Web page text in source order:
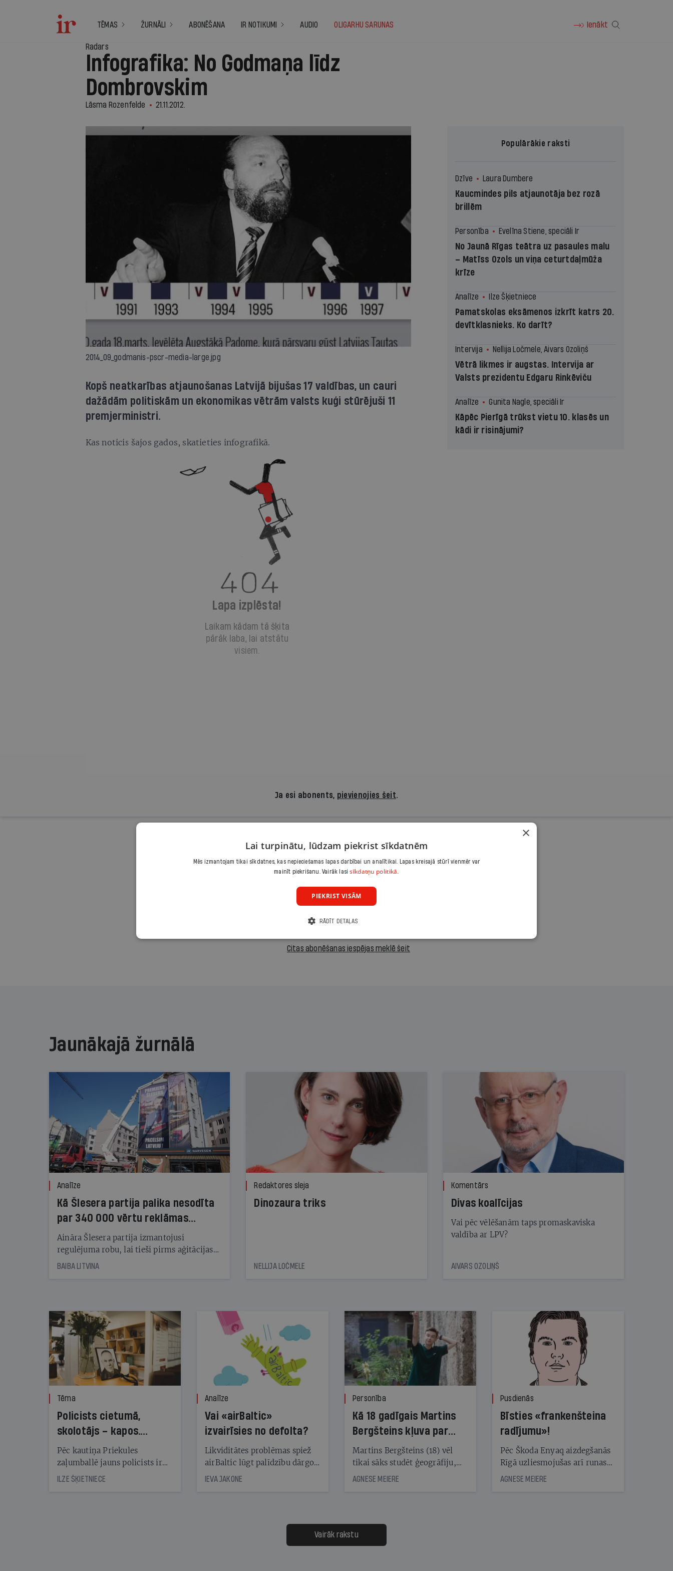
TĒMAS ŽURNĀLI ABONĒŠANA IR NOTIKUMI AUDIO OLIGARHU SARUNAS Ienākt
Radars
Infografika: No Godmaņa līdz
Dombrovskim
Lāsma Rozenfelde 21.11.2012.
2014_09_godmanis-pscr-media-large.jpg
Kopš neatkarības atjaunošanas Latvijā bijušas 17 valdības, un cauri
dažādām politiskām un ekonomikas vētrām valsts kuģi stūrējuši 11
premjerministri.
Kas noticis šajos gados, skatieties infografikā.
Populārākie raksti
Dzīve Laura Dumbere
Kaucmindes pils atjaunotāja bez rozā
brillēm
Personība Evelīna Stiene, speciāli Ir
No Jaunā Rīgas teātra uz pasaules malu
– Matīss Ozols un viņa ceturtdaļmūža
krīze
Analīze Ilze Šķietniece
Pamatskolas eksāmenos izkrīt katrs 20.
devītklasnieks. Ko darīt?
Intervija Nellija Ločmele, Aivars Ozoliņš
Vētrā likmes ir augstas. Intervija ar
Valsts prezidentu Edgaru Rinkēviču
Analīze Gunita Nagle, speciāli Ir
Kāpēc Pierīgā trūkst vietu 10. klasēs un
kādi ir risinājumi?
Ja esi abonents, pievienojies šeit.
Turpini lasīt, atbalsti kvalitatīvu žurnālistiku!
Iepazīšanās piedāvājums ir.lv abonēšanai. Atcel jebkurā brīdī.
3,90 €/mēnesī
Citas abonēšanas iespējas meklē šeit
Jaunākajā žurnālā
Analīze
Kā Šlesera partija palika nesodīta
par 340 000 vērtu reklāmas
kampaņu
Aināra Šlesera partija izmantojusi
regulējuma robu, lai tieši pirms aģitācijas
starta izreklamētos par summu, kas
BAIBA LITVINA
Redaktores sleja
Dinozaura triks
NELLIJA LOČMELE
Komentārs
Divas koalīcijas
Vai pēc vēlēšanām taps promaskaviska
valdība ar LPV?
AIVARS OZOLIŅŠ
Tēma
Policists cietumā,
skolotājs – kapos.
Reibuma cena Priekulē
Pēc kautiņa Priekules
zaļumballē jauns policists ir
nonācis cietumā, bet
cienījams pedagogs — kapos.
ILZE ŠĶIETNIECE
Analīze
Vai «airBaltic»
izvairīsies no defolta?
Likviditātes problēmas spiež
airBaltic lūgt palīdzību dārgo
obligāciju turētājiem, taču
samaksāt augstos procentus,
kas jāpārskaita jau trīs dienas
pirms nākamās sapulces
IEVA JAKONE
Personība
Kā 18 gadīgais Martins
Bergšteins kļuva par
laika ziņu seju?
Martins Bergšteins (18) vēl
tikai sāks studēt ģeogrāfiju,
bet viņa sacītajam jau uzticas
uzcītīga darba, mammas
atbalsts un drosme turpināt
meteovērojumus arī tad, kad
AGNESE MEIERE
Pusdienās
Bīsties «frankenšteina
radījumu»!
Pēc Škoda Enyaq aizdegšanās
Rīgā uzliesmojušas arī runas
par elektroauto drošību.
AGNESE MEIERE
Vairāk rakstu
×
Lai turpinātu, lūdzam piekrist sīkdatnēm
Mēs izmantojam tikai sīkdatnes, kas nepieciešamas lapas darbībai un analītikai. Lapas kreisajā stūrī vienmēr var
mainīt piekrišanu. Vairāk lasisīkdatņu politikā.
PIEKRIST VISĀM
RĀDĪT DETAĻAS